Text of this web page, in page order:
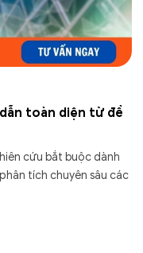
toàn diện từ đề
cứu bắt buộc dành
tích chuyên sâu các